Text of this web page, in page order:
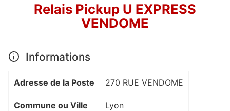
Relais Pickup U EXPRESS
VENDOME
Informations
Adresse de la Poste 270 RUE VENDOME
Commune ou Ville Lyon